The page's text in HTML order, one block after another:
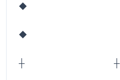
◆
◆
┼ ┼